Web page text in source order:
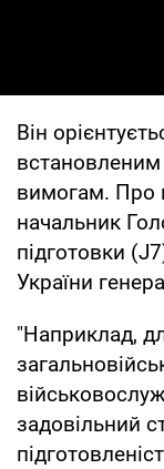
Він
вимогам. Про
начальник
підготовки
України
"Наприклад,
задовільний